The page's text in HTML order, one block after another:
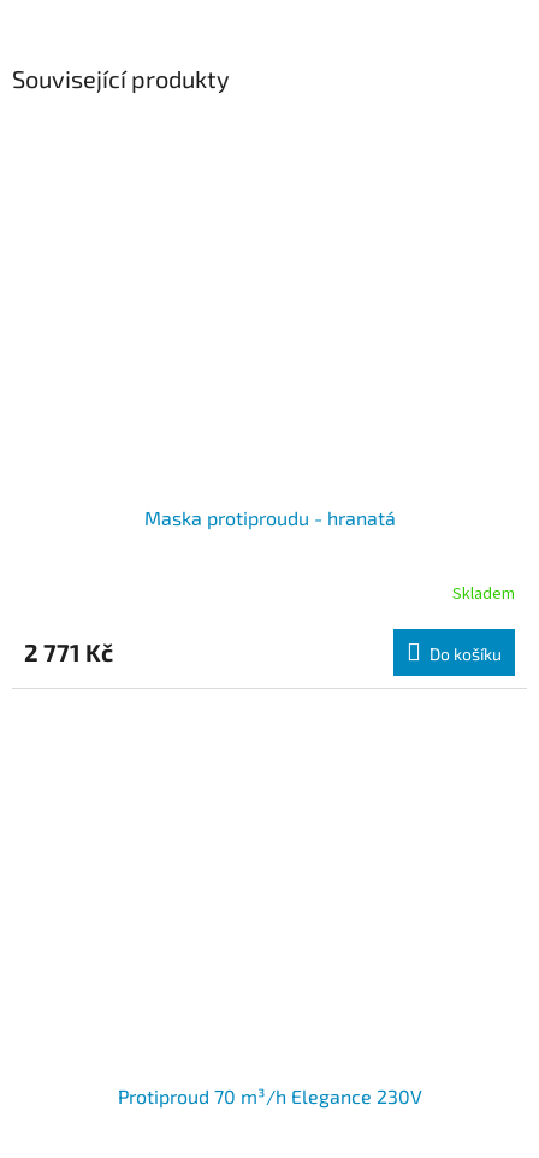
Související produkty
Maska protiproudu - hranatá
Skladem
2 771 Kč Do košíku
Protiproud 70 m³/h Elegance 230V